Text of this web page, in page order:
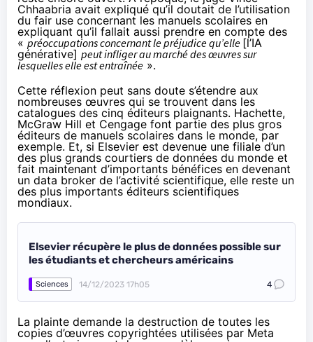
Chhaabria avait expliqué qu’il doutait de l’utilisation
du fair use concernant les manuels scolaires en
expliquant qu’il fallait aussi prendre en compte des
« préoccupations concernant le préjudice qu’elle [l’IA
générative] peut infliger au marché des œuvres sur
lesquelles elle est entraînée ».
Cette réflexion peut sans doute s’étendre aux
nombreuses œuvres qui se trouvent dans les
catalogues des cinq éditeurs plaignants. Hachette,
McGraw Hill et Cengage font partie des plus gros
éditeurs de manuels scolaires dans le monde, par
exemple. Et, si Elsevier est devenue une filiale d’un
des plus grands courtiers de données du monde et
fait maintenant d’importants bénéfices en devenant
un data broker de l’activité scientifique, elle reste un
des plus importants éditeurs scientifiques
mondiaux.
Elsevier récupère le plus de données possible sur
les étudiants et chercheurs américains
Sciences 14/12/2023 17h05 4
La plainte demande la destruction de toutes les
copies d’œuvres copyrightées utilisées par Meta